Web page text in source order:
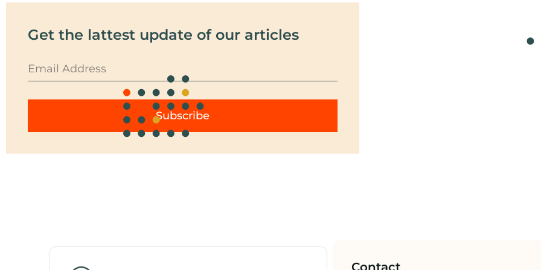
Get the lattest update of our articles
Subscribe
Contact